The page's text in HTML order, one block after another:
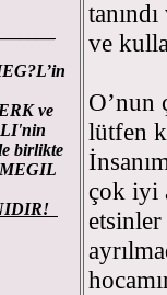
ve
birlikte
ve
O’nun
lütfen
çok iyi